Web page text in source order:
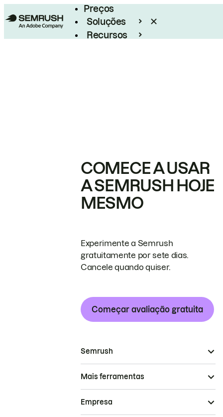
Preços
Soluções
Recursos
COMECE A USAR
A SEMRUSH HOJE
MESMO
Experimente a Semrush
gratuitamente por sete dias.
Cancele quando quiser.
Começar avaliação gratuita
Semrush
Mais ferramentas
Empresa